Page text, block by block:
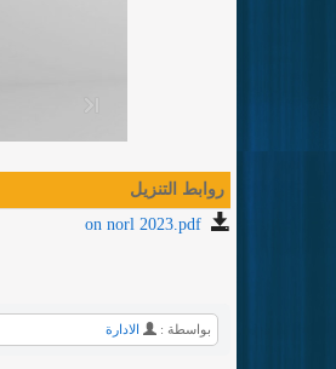
روابط التنزيل
on norl 2023.pdf
بواسطة : الادارة